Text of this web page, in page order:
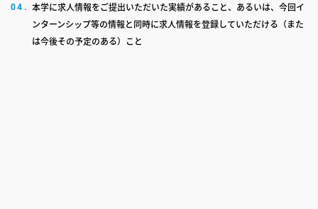
04. 本学に求人情報をご提出いただいた実績があること、あるいは、今回イ
ンターンシップ等の情報と同時に求人情報を登録していただける（また
は今後その予定のある）こと